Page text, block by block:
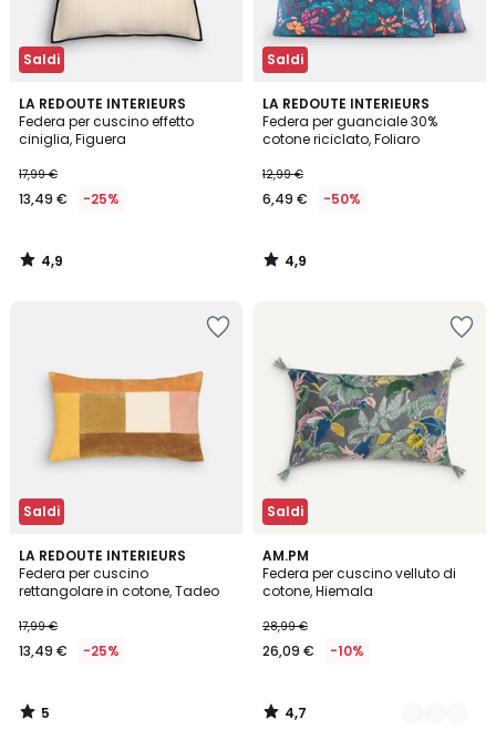
Saldi
LA REDOUTE INTERIEURS
Federa per cuscino effetto
ciniglia, Figuera
17,99 €
13,49 € -25%
4,9
/ 5
4,9
/
Saldi
LA REDOUTE INTERIEURS
Federa per guanciale 30%
cotone riciclato, Foliaro
12,99 €
6,49 € -50%
4,9
/ 5
4,9
/
Saldi
LA REDOUTE INTERIEURS
Federa per cuscino
rettangolare in cotone, Tadeo
17,99 €
13,49 € -25%
5
/
5
5
/
Saldi
AM.PM
Federa per cuscino velluto di
cotone, Hiemala
28,99 €
26,09 € -10%
4,7
/ 5
2
Colori
4,7
/